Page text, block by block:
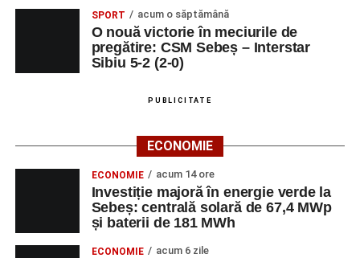
SPORT acum o săptămână
O nouă victorie în meciurile de
pregătire: CSM Sebeș – Interstar
Sibiu 5-2 (2-0)
PUBLICITATE
ECONOMIE
ECONOMIE acum 14 ore
Investiție majoră în energie verde la
Sebeș: centrală solară de 67,4 MWp
și baterii de 181 MWh
ECONOMIE acum 6 zile